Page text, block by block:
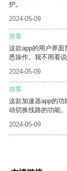
护。
2024-05-09
游客
这款app的用户界
悉操作。我不用看
2024-05-09
游客
这款加速器app的功
动切换线路的功能。
2024-05-09